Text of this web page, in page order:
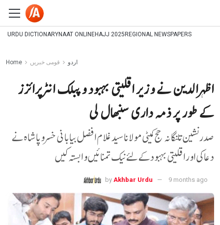
URDU DICTIONARYNAAT ONLINEHAJJ 2025 REGIONAL NEWSPAPERS
Home اردو قومی خبریں
اظہرالدین نے وزیر اقلیتی بہبود و پبلک انٹرپرائزز
کے طور پر ذمہ داری سنبھال لی
صدرنشین تلنگانہ حج کمیٹی مولانا سید غلام افضل بیابانی خسرو پاشاہ نے
دعا کی اور اقلیتی بہبود کے لئے نیک تمنائیں وابستہ کیں
by Akhbar Urdu 9 months ago